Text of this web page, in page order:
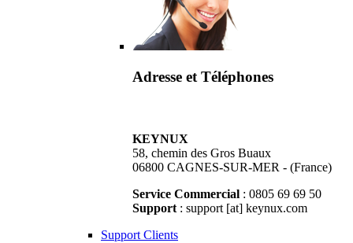
Adresse et Téléphones
KEYNUX
58, chemin des Gros Buaux
06800 CAGNES-SUR-MER - (France)
Service Commercial : 0805 69 69 50
Support : support [at] keynux.com
Support Clients